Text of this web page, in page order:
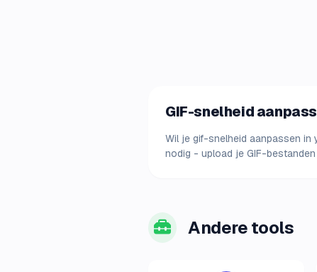
GIF-snelheid
Wil je gif-snelheid aanpassen in
nodig - upload je GIF-
Andere tools